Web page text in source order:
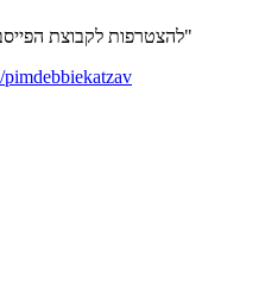
להצטרפות לקבוצת הפייסבוק "ניהול מידע אישי בעידן הדיגיטלי"